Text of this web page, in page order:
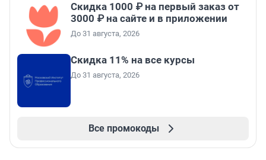
Скидка 1000 ₽ на первый заказ от
3000 ₽ на сайте и в приложении
До 31 августа, 2026
Скидка 11% на все курсы
До 31 августа, 2026
Все промокоды